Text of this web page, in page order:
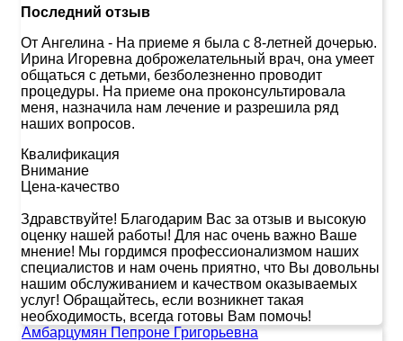
Последний отзыв
От Ангелина - На приеме я была с 8-летней дочерью.
Ирина Игоревна доброжелательный врач, она умеет
общаться с детьми, безболезненно проводит
процедуры. На приеме она проконсультировала
меня, назначила нам лечение и разрешила ряд
наших вопросов.
Квалификация
Внимание
Цена-качество
Здравствуйте! Благодарим Вас за отзыв и высокую
оценку нашей работы! Для нас очень важно Ваше
мнение! Мы гордимся профессионализмом наших
специалистов и нам очень приятно, что Вы довольны
нашим обслуживанием и качеством оказываемых
услуг! Обращайтесь, если возникнет такая
необходимость, всегда готовы Вам помочь!
Амбарцумян Пепроне Григорьевна